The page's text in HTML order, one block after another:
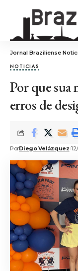
Jornal Braziliense
NOTICIAS
Por que sua
erros de
PorDiego Velázquez